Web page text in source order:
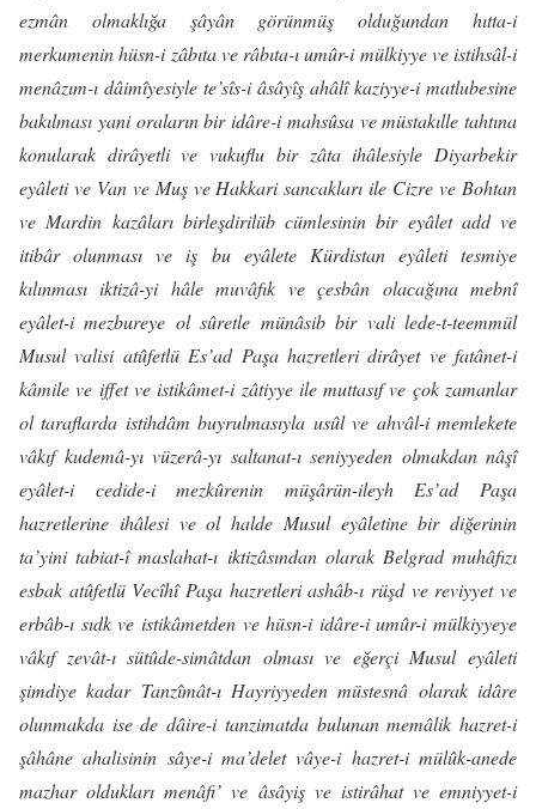
ezmân olmaklığa şâyân görünmüş olduğundan hıtta-i
merkumenin hüsn-i zâbıta ve râbıta-ı umûr-i mülkiyye ve istihsâl-i
menâzım-ı dâimîyesiyle te’sîs-i âsâyîş ahâlî kaziyye-i matlubesine
bakılması yani oraların bir idâre-i mahsûsa ve müstakılle tahtına
konularak dirâyetli ve vukuflu bir zâta ihâlesiyle Diyarbekir
eyâleti ve Van ve Muş ve Hakkari sancakları ile Cizre ve Bohtan
ve Mardin kazâları birleşdirilüb cümlesinin bir eyâlet add ve
itibâr olunması ve iş bu eyâlete Kürdistan eyâleti tesmiye
kılınması iktizâ-yi hâle muvâfık ve çesbân olacağına mebnî
eyâlet-i mezbureye ol sûretle münâsib bir vali lede-t-teemmül
Musul valisi atûfetlü Es’ad Paşa hazretleri dirâyet ve fatânet-i
kâmile ve iffet ve istikâmet-i zâtiyye ile muttasıf ve çok zamanlar
ol taraflarda istihdâm buyrulmasıyla usûl ve ahvâl-i memlekete
vâkıf kudemâ-yı vüzerâ-yı saltanat-ı seniyyeden olmakdan nâşî
eyâlet-i cedide-i mezkûrenin müşârün-ileyh Es’ad Paşa
hazretlerine ihâlesi ve ol halde Musul eyâletine bir diğerinin
ta’yini tabiat-î maslahat-ı iktizâsından olarak Belgrad muhâfızı
esbak atûfetlü Vecîhî Paşa hazretleri ashâb-ı rüşd ve reviyyet ve
erbâb-ı sıdk ve istikâmetden ve hüsn-i idâre-i umûr-i mülkiyyeye
vâkıf zevât-ı sütûde-simâtdan olması ve eğerçi Musul eyâleti
şimdiye kadar Tanzîmât-ı Hayriyyeden müstesnâ olarak idâre
olunmakda ise de dâire-i tanzimatda bulunan memâlik hazret-i
şâhâne ahalisinin sâye-i ma’delet vâye-i hazret-i mülûk-anede
mazhar oldukları menâfi’ ve âsâyiş ve istirâhat ve emniyyet-i